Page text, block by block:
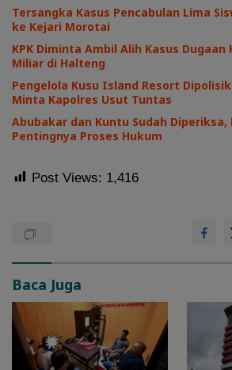
Tersangka Kasus Pencabulan Lima
ke Kejari Morotai
KPK Diminta Ambil Alih Kasus Dugaan
Miliar di Halteng
Pengelola Kusu Island Resort
Minta Kapolres Usut Tuntas
Abubakar dan Kuntu Sudah
Pentingnya Proses Hukum
Post Views: 1,416
Baca Juga